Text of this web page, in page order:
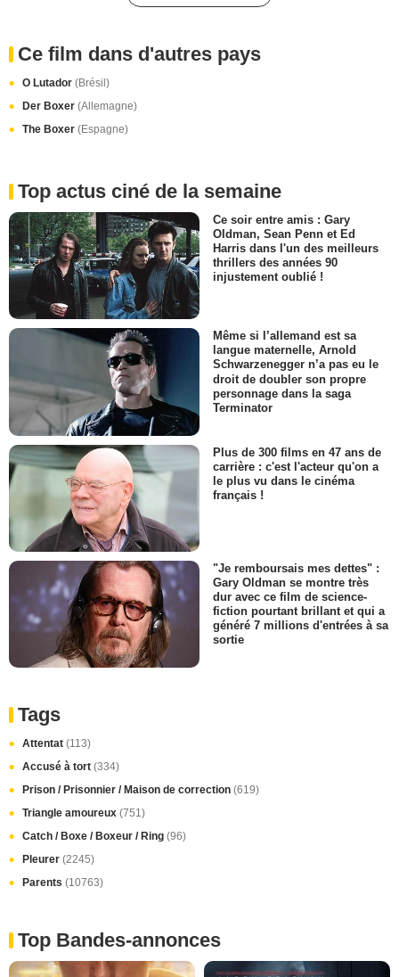
Ce film dans d'autres pays
O Lutador (Brésil)
Der Boxer (Allemagne)
The Boxer (Espagne)
Top actus ciné de la semaine
Ce soir entre amis : Gary
Oldman, Sean Penn et Ed
Harris dans l'un des meilleurs
thrillers des années 90
injustement oublié !
Même si l’allemand est sa
langue maternelle, Arnold
Schwarzenegger n’a pas eu le
droit de doubler son propre
personnage dans la saga
Terminator
Plus de 300 films en 47 ans de
carrière : c'est l'acteur qu'on a
le plus vu dans le cinéma
français !
"Je remboursais mes dettes" :
Gary Oldman se montre très
dur avec ce film de science-
fiction pourtant brillant et qui a
généré 7 millions d'entrées à sa
sortie
Tags
Attentat (113)
Accusé à tort (334)
Prison / Prisonnier / Maison de correction (619)
Triangle amoureux (751)
Catch / Boxe / Boxeur / Ring (96)
Pleurer (2245)
Parents (10763)
Top Bandes-annonces